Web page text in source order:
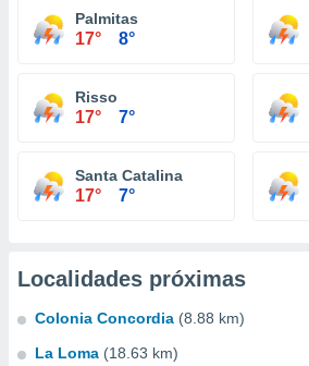
Palmitas
17° 8°
Risso
17° 7°
Santa Catalina
17° 7°
Localidades próximas
Colonia Concordia (8.88 km)
La Loma (18.63 km)